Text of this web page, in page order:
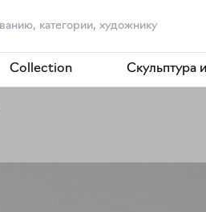
Collection Скульптура